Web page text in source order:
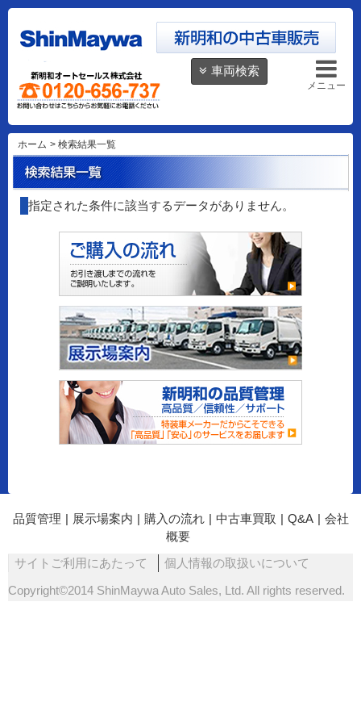
車両検索
メニュー
ホーム > 検索結果一覧
指定された条件に該当するデータがありません。
品質管理 | 展示場案内 | 購入の流れ | 中古車買取 | Q&A | 会社
概要
サイトご利用にあたって
個人情報の取扱いについて
Copyright©2014 ShinMaywa Auto Sales, Ltd. All rights reserved.